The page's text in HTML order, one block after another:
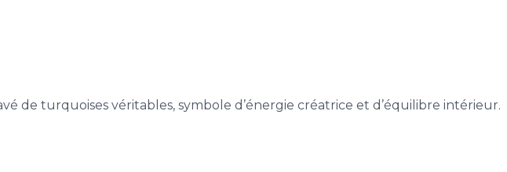
de turquoises véritables, symbole d’énergie créatrice et d’équilibre intérieur.